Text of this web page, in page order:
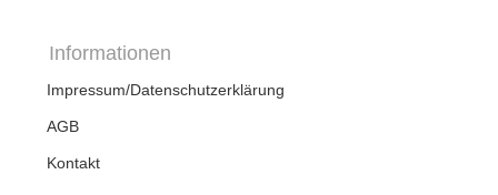
Informationen
Impressum/Datenschutzerklärung
AGB
Kontakt